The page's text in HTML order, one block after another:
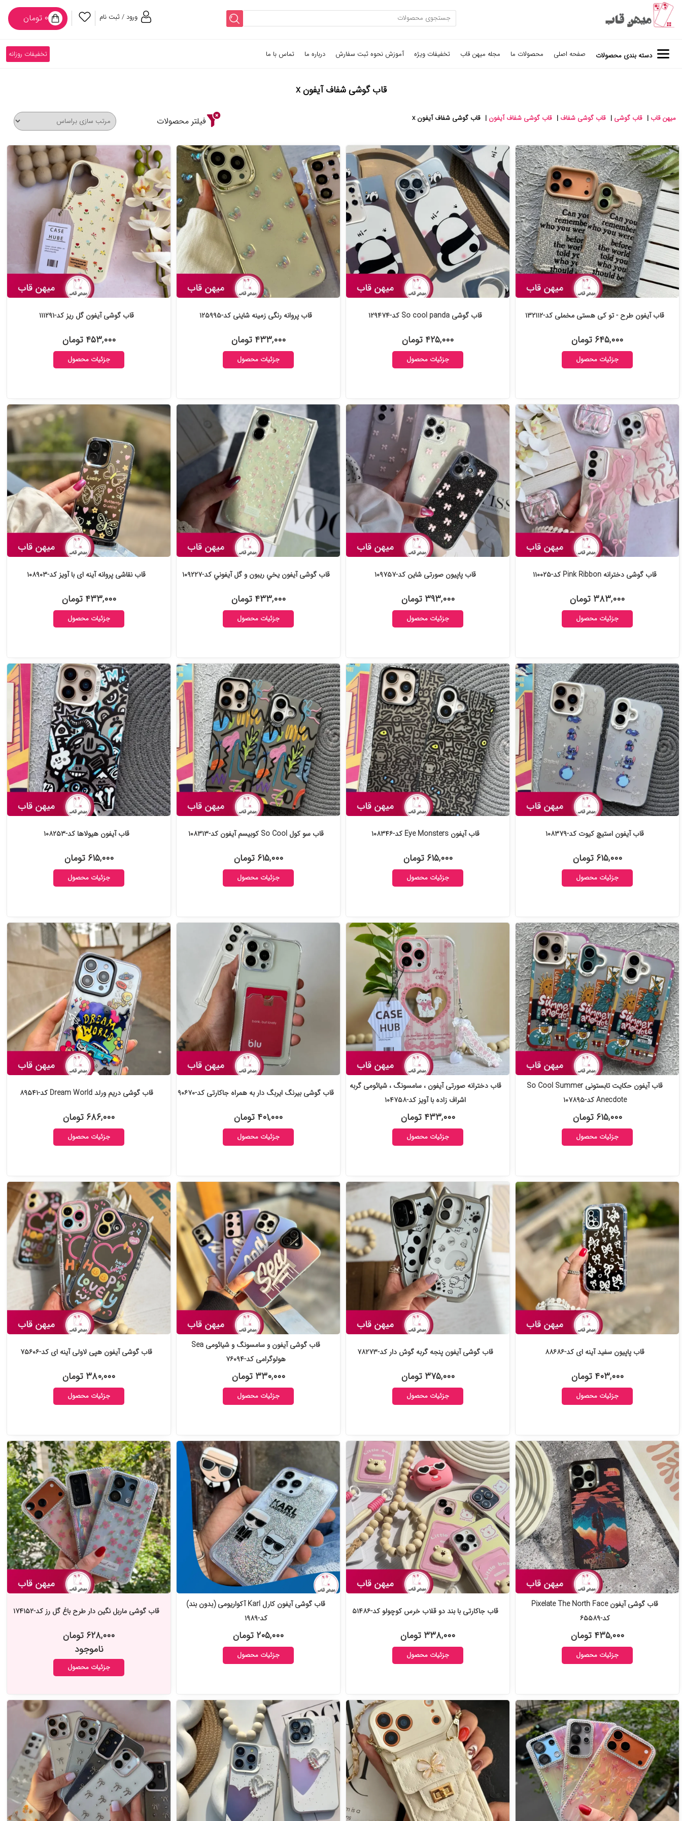
ورود / ثبت نام ۰ تومان
دسته بندی محصولات صفحه اصلی محصولات ما مجله میهن قاب تخفیفات ویژه آموزش نحوه ثبت سفارش درباره ما تماس با ما تخفیفات روزانه
قاب گوشی شفاف آیفون x
میهن قاب | قاب گوشی | قاب گوشی شفاف | قاب گوشی شفاف آیفون | قاب گوشی شفاف آیفون x فیلتر محصولات
قاب آیفون طرح - تو کی هستی مخملی کد-۱۳۲۱۱۲
۶۴۵,۰۰۰ تومان
جزئیات محصول
قاب گوشی So cool panda کد-۱۲۹۴۷۴
۴۲۵,۰۰۰ تومان
جزئیات محصول
قاب پروانه رنگی زمینه شاینی کد-۱۲۵۹۹۵
۴۳۳,۰۰۰ تومان
جزئیات محصول
قاب گوشی آیفون گل ریز کد-۱۱۱۲۹۱
۴۵۳,۰۰۰ تومان
جزئیات محصول
قاب گوشی دخترانه Pink Ribbon کد-۱۱۰۰۲۵
۳۸۳,۰۰۰ تومان
جزئیات محصول
قاب پاپیون صورتی شاین کد-۱۰۹۷۵۷
۳۹۳,۰۰۰ تومان
جزئیات محصول
قاب گوشی آیفون يخي ريبون و گل آيفوني کد-۱۰۹۲۲۷
۴۳۳,۰۰۰ تومان
جزئیات محصول
قاب نقاشی پروانه آینه ای با آویز کد-۱۰۸۹۰۳
۴۳۳,۰۰۰ تومان
جزئیات محصول
قاب آیفون استیچ کیوت کد-۱۰۸۳۷۹
۶۱۵,۰۰۰ تومان
جزئیات محصول
قاب آیفون Eye Monsters کد-۱۰۸۳۴۶
۶۱۵,۰۰۰ تومان
جزئیات محصول
قاب سو کول So Cool کوبیسم آیفون کد-۱۰۸۳۱۳
۶۱۵,۰۰۰ تومان
جزئیات محصول
قاب آیفون هیولاها کد-۱۰۸۲۵۳
۶۱۵,۰۰۰ تومان
جزئیات محصول
قاب آیفون حکایت تابستونی So Cool Summer
Anecdote کد-۱۰۷۸۹۵
۶۱۵,۰۰۰ تومان
جزئیات محصول
قاب دخترانه صورتی آیفون ، سامسونگ ، شیائومی گربه
اشراف زاده با آویز کد-۱۰۴۷۵۸
۴۳۳,۰۰۰ تومان
جزئیات محصول
قاب گوشی بیرنگ ایربگ دار به همراه جاکارتی کد-۹۰۶۷۰
۴۰۱,۰۰۰ تومان
جزئیات محصول
قاب گوشی دریم ورلد Dream World کد-۸۹۵۴۱
۶۸۶,۰۰۰ تومان
جزئیات محصول
قاب پاپیون سفید آینه ای کد-۸۸۶۸۶
۴۰۳,۰۰۰ تومان
جزئیات محصول
قاب گوشی آیفون پنجه گربه گوش دار کد-۷۸۲۷۳
۳۷۵,۰۰۰ تومان
جزئیات محصول
قاب گوشی آیفون و سامسونگ و شیائومی Sea
هولوگرامی کد-۷۶۰۹۴
۳۳۰,۰۰۰ تومان
جزئیات محصول
قاب گوشی آیفون هپی لاولی آینه ای کد-۷۵۶۰۶
۳۸۰,۰۰۰ تومان
جزئیات محصول
قاب گوشی آیفون Pixelate The North Face
کد-۶۵۵۸۹
۴۳۵,۰۰۰ تومان
جزئیات محصول
قاب جاکارتی با بند دو قلاب خرس کوچولو کد-۵۱۴۸۶
۳۳۸,۰۰۰ تومان
جزئیات محصول
قاب گوشی آیفون کارل Karl آکواریومی (بدون بند)
کد-۱۹۸۹
۲۰۵,۰۰۰ تومان
جزئیات محصول
قاب گوشی ماربل نگین دار طرح باغ گل رز کد-۱۷۴۱۵۲
۶۲۸,۰۰۰ تومان
ناموجود
جزئیات محصول